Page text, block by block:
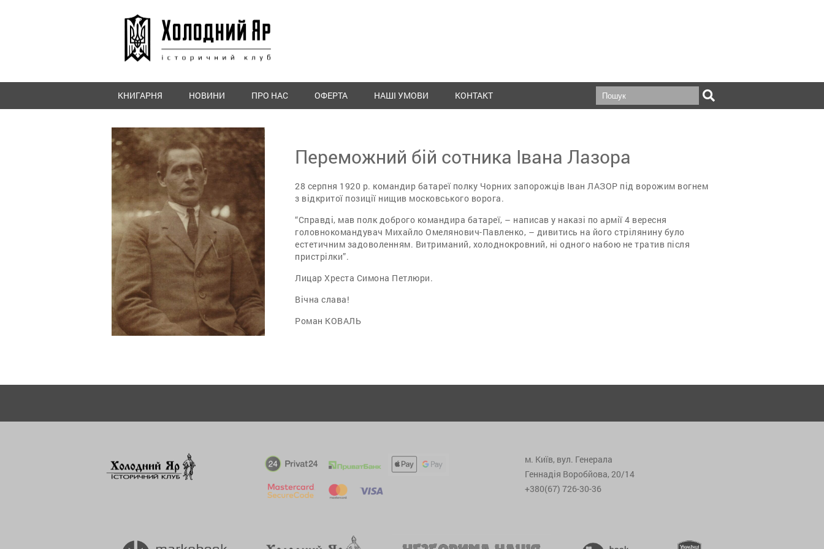
КНИГАРНЯ НОВИНИ ПРО НАС ОФЕРТА НАШІ УМОВИ КОНТАКТ
Переможний бій сотника Івана Лазора
28 серпня 1920 р. командир батареї полку Чорних запорожців Іван ЛАЗОР під ворожим вогнем
з відкритої позиції нищив московського ворога.
“Справді, мав полк доброго командира батареї, – написав у наказі по армії 4 вересня
головнокомандувач Михайло Омелянович-Павленко, – дивитись на його стрілянину було
естетичним задоволенням. Витриманий, холоднокровний, ні одного набою не тратив після
пристрілки”.
Лицар Хреста Симона Петлюри.
Вічна слава!
Роман КОВАЛЬ
м. Київ, вул. Генерала
Геннадія Воробйова, 20/14
+380(67) 726-30-36